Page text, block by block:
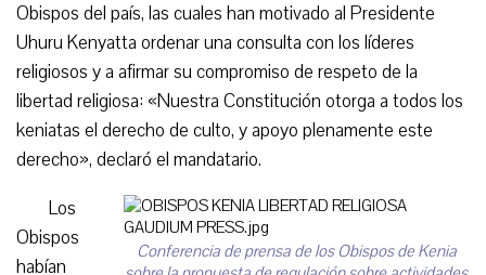
Obispos del país, las cuales han motivado al Presidente
Uhuru Kenyatta ordenar una consulta con los líderes
religiosos y a afirmar su compromiso de respeto de la
libertad religiosa: «Nuestra Constitución otorga a todos los
keniatas el derecho de culto, y apoyo plenamente este
derecho», declaró el mandatario.
Conferencia de prensa de los Obispos de Kenia
Los
Obispos
habían